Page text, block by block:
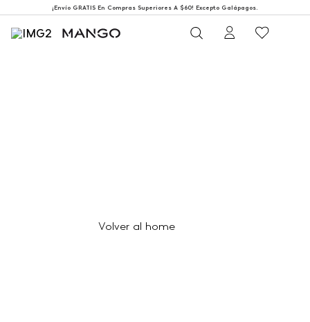
¡Envío GRATIS En Compras Superiores A $60! Excepto Galápagos.
Volver al home